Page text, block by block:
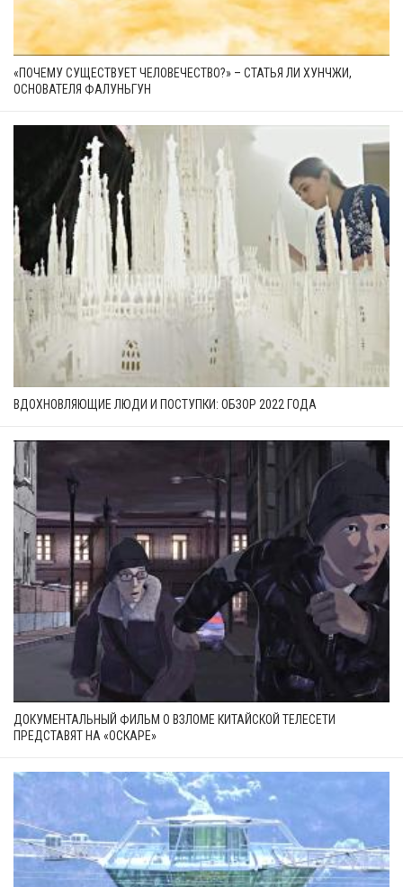
«ПОЧЕМУ СУЩЕСТВУЕТ ЧЕЛОВЕЧЕСТВО?» – СТАТЬЯ ЛИ ХУНЧЖИ,
ОСНОВАТЕЛЯ ФАЛУНЬГУН
ВДОХНОВЛЯЮЩИЕ ЛЮДИ И ПОСТУПКИ: ОБЗОР 2022 ГОДА
ДОКУМЕНТАЛЬНЫЙ ФИЛЬМ О ВЗЛОМЕ КИТАЙСКОЙ ТЕЛЕСЕТИ
ПРЕДСТАВЯТ НА «ОСКАРЕ»